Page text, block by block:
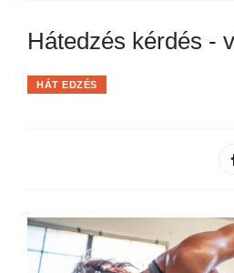
Hátedzés kérdés -
HÁT EDZÉS